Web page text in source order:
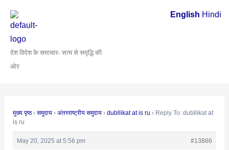
content
देश विदेश के समाचार- सत्य से समृद्धि की
ओर
मुख्य पृष्ठ › समुदाय › अंतरराष्ट्रीय समुदाय › dubllikat at is ru › Reply To: dubllikat at
is ru
May 20, 2025 at 5:56 pm
#13866
navigation
English Hindi